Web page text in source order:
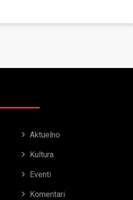
Aktuelno
Kultura
Eventi
Komentari